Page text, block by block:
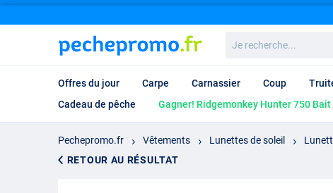
recherche...
Offres du jour Carpe Carnassier Coup
Cadeau de pêche
Gagner! Ridgemonkey Hunter 750 Bait
Pechepromo.fr Vêtements Lunettes de soleil
RETOUR AU RÉSULTAT